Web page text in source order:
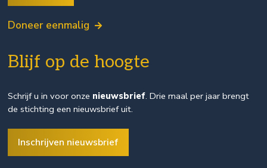
Doneer eenmalig
Blijf op de hoogte
Schrijf u in voor onze nieuwsbrief. Drie maal per jaar brengt
de stichting een nieuwsbrief uit.
Inschrijven nieuwsbrief